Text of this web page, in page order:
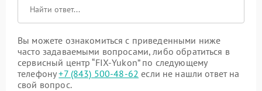
Вы можете ознакомиться с приведенными ниже
часто задаваемыми вопросами, либо обратиться в
сервисный центр “FIX-Yukon” по следующему
телефону+7 (843) 500-48-62 если не нашли ответ на
свой вопрос.